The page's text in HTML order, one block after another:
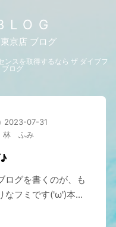
京店 ブログ
スを取得するなら ザ ダイブフ
ブログ
2023-07-31
林 ふみ
ログを書くのが、も
なフミです('ω')本...